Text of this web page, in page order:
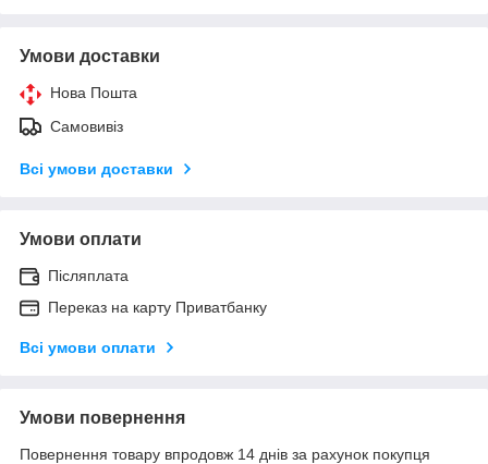
Умови доставки
Нова Пошта
Самовивіз
Всі умови доставки
Умови оплати
Післяплата
Переказ на карту Приватбанку
Всі умови оплати
Умови повернення
Повернення товару впродовж 14 днів за рахунок покупця